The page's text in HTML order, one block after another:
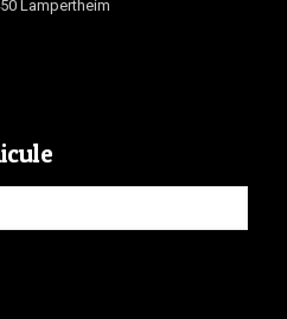
Lampertheim